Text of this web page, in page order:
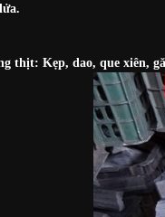
thịt: Kẹp, dao, que xiên,